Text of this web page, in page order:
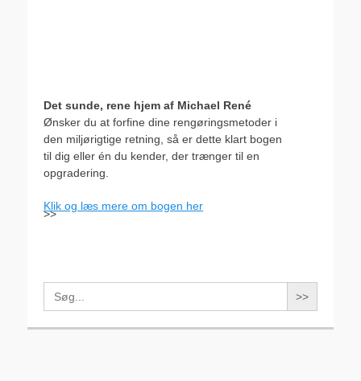
Det sunde, rene hjem af Michael René
Ønsker du at forfine dine rengøringsmetoder i
den miljørigtige retning, så er dette klart bogen
til dig eller én du kender, der trænger til en
opgradering.
Klik og læs mere om bogen her
>>
Search
for: